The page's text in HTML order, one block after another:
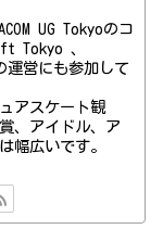
UG Tokyoのコ
Tokyo 、
運営にも参加して
アスケート観
、アイドル、ア
幅広いです。